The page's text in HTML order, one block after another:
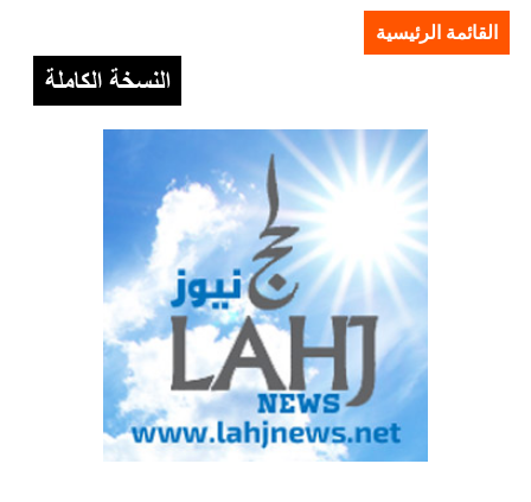
القائمة الرئيسية